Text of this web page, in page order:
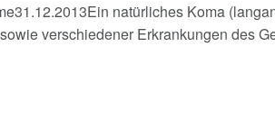
natürliches Koma
verschiedener Erkrankungen des